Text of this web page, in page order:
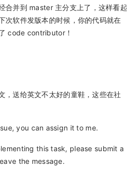
合并到 master 主分支上了，这样看起
次软件发版本的时候，你的代码就在
code contributor！
，送给英文不太好的童鞋，这些在社
you can assign it to me.
this task, please submit a
the message.